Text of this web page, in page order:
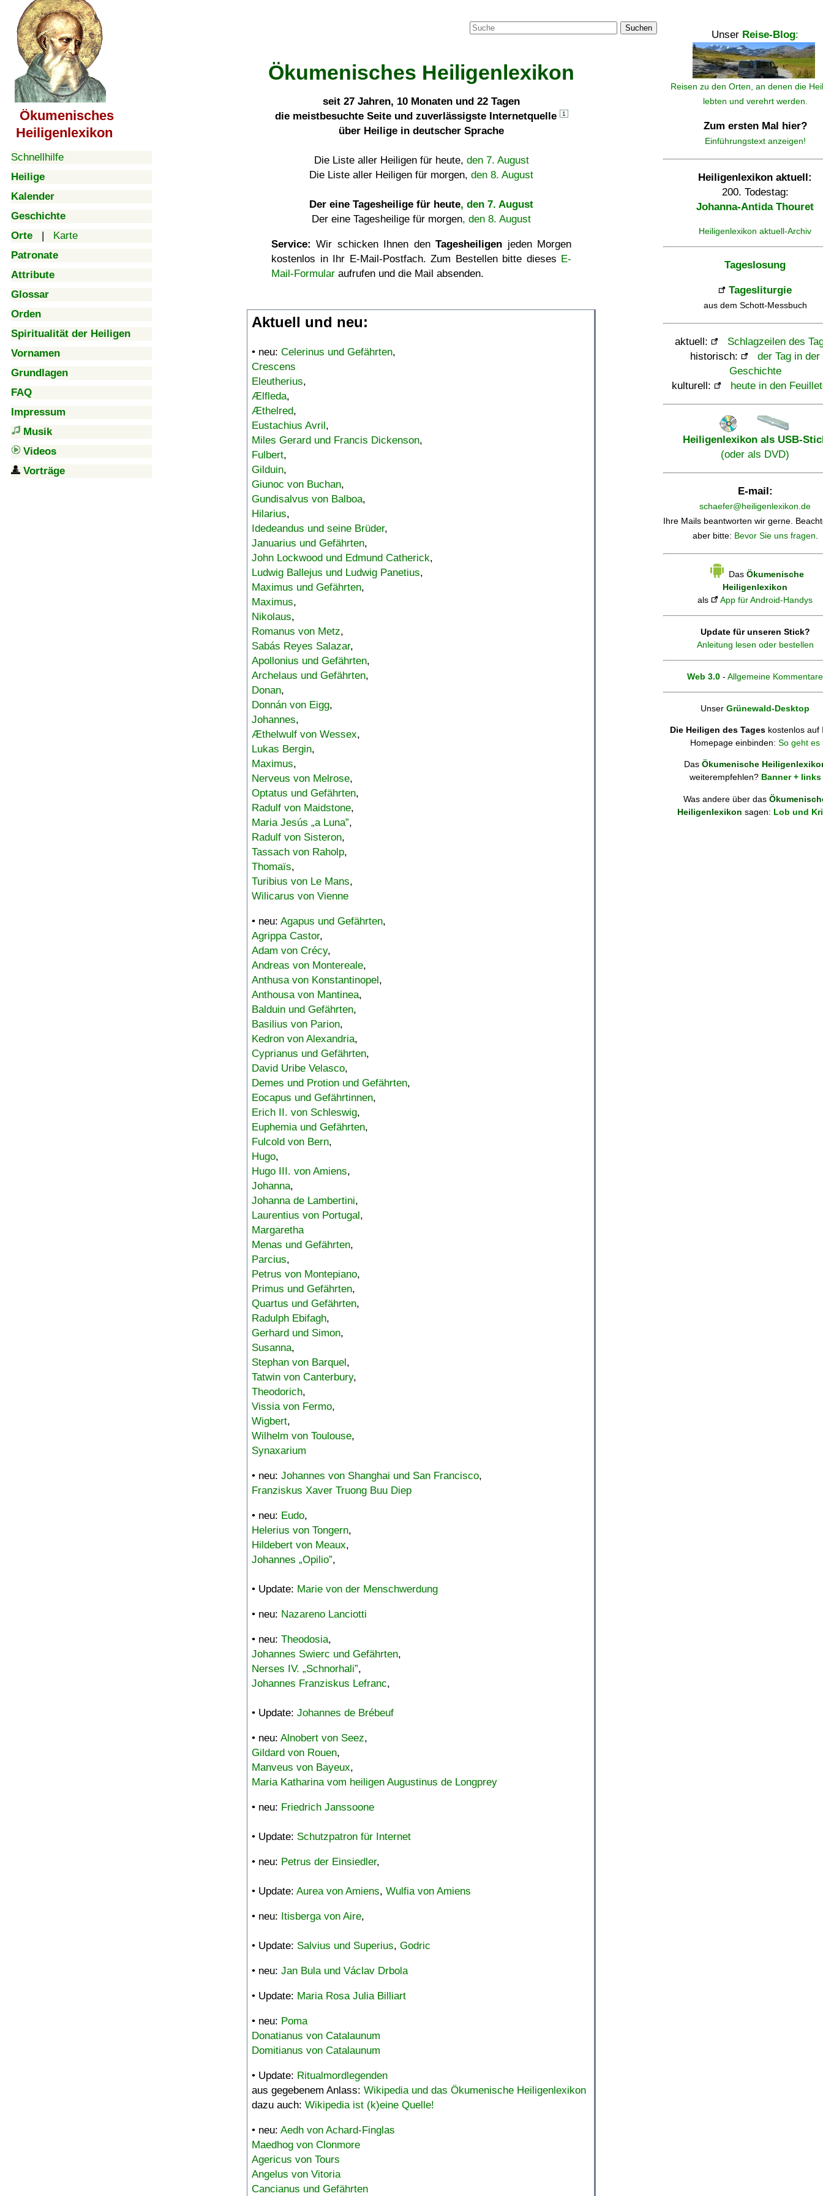
Ökumenisches
Heiligenlexikon
Schnellhilfe
Heilige
Kalender
Geschichte
Orte | Karte
Patronate
Attribute
Glossar
Orden
Spiritualität der Heiligen
Vornamen
Grundlagen
FAQ
Impressum
Musik
Videos
Vorträge
Suchen
Ökumenisches Heiligenlexikon
seit 27 Jahren, 10 Monaten und 22 Tagen
die meistbesuchte Seite und zuverlässigste Internetquelle
1
über Heilige in deutscher Sprache
Die Liste aller Heiligen für heute, den 7. August
Die Liste aller Heiligen für morgen, den 8. August
Der eine Tagesheilige für heute, den 7. August
Der eine Tagesheilige für morgen, den 8. August
Service: Wir schicken Ihnen denTagesheiligen jeden Morgen
kostenlos in Ihr E-Mail-Postfach. Zum Bestellen bitte dieses E-
Mail-Formular aufrufen und die Mail absenden.
Aktuell und neu:
• neu: Celerinus und Gefährten,
Crescens
Eleutherius,
Ælfleda,
Æthelred,
Eustachius Avril,
Miles Gerard und Francis Dickenson,
Fulbert,
Gilduin,
Giunoc von Buchan,
Gundisalvus von Balboa,
Hilarius,
Idedeandus und seine Brüder,
Januarius und Gefährten,
John Lockwood und Edmund Catherick,
Ludwig Ballejus und Ludwig Panetius,
Maximus und Gefährten,
Maximus,
Nikolaus,
Romanus von Metz,
Sabás Reyes Salazar,
Apollonius und Gefährten,
Archelaus und Gefährten,
Donan,
Donnán von Eigg,
Johannes,
Æthelwulf von Wessex,
Lukas Bergin,
Maximus,
Nerveus von Melrose,
Optatus und Gefährten,
Radulf von Maidstone,
Maria Jesús „a Luna”,
Radulf von Sisteron,
Tassach von Raholp,
Thomaïs,
Turibius von Le Mans,
Wilicarus von Vienne
• neu: Agapus und Gefährten,
Agrippa Castor,
Adam von Crécy,
Andreas von Montereale,
Anthusa von Konstantinopel,
Anthousa von Mantinea,
Balduin und Gefährten,
Basilius von Parion,
Kedron von Alexandria,
Cyprianus und Gefährten,
David Uribe Velasco,
Demes und Protion und Gefährten,
Eocapus und Gefährtinnen,
Erich II. von Schleswig,
Euphemia und Gefährten,
Fulcold von Bern,
Hugo,
Hugo III. von Amiens,
Johanna,
Johanna de Lambertini,
Laurentius von Portugal,
Margaretha
Menas und Gefährten,
Parcius,
Petrus von Montepiano,
Primus und Gefährten,
Quartus und Gefährten,
Radulph Ebifagh,
Gerhard und Simon,
Susanna,
Stephan von Barquel,
Tatwin von Canterbury,
Theodorich,
Vissia von Fermo,
Wigbert,
Wilhelm von Toulouse,
Synaxarium
• neu: Johannes von Shanghai und San Francisco,
Franziskus Xaver Truong Buu Diep
• neu: Eudo,
Helerius von Tongern,
Hildebert von Meaux,
Johannes „Opilio”,
• Update: Marie von der Menschwerdung
• neu: Nazareno Lanciotti
• neu: Theodosia,
Johannes Swierc und Gefährten,
Nerses IV. „Schnorhali”,
Johannes Franziskus Lefranc,
• Update: Johannes de Brébeuf
• neu: Alnobert von Seez,
Gildard von Rouen,
Manveus von Bayeux,
Maria Katharina vom heiligen Augustinus de Longprey
• neu: Friedrich Janssoone
• Update: Schutzpatron für Internet
• neu: Petrus der Einsiedler,
• Update: Aurea von Amiens, Wulfia von Amiens
• neu: Itisberga von Aire,
• Update: Salvius und Superius, Godric
• neu: Jan Bula und Václav Drbola
• Update: Maria Rosa Julia Billiart
• neu: Poma
Donatianus von Catalaunum
Domitianus von Catalaunum
• Update: Ritualmordlegenden
aus gegebenem Anlass: Wikipedia und das Ökumenische Heiligenlexikon
dazu auch: Wikipedia ist (k)eine Quelle!
• neu: Aedh von Achard-Finglas
Maedhog von Clonmore
Agericus von Tours
Angelus von Vitoria
Cancianus und Gefährten
Unser Reise-Blog:
Reisen zu den Orten, an denen die
lebten und verehrt werden.
Zum ersten Mal hier?
Einführungstext anzeigen!
Heiligenlexikon aktuell:
200. Todestag:
Johanna-Antida Thouret
Heiligenlexikon aktuell-Archiv
Tageslosung
Tagesliturgie
aus dem Schott-Messbuch
aktuell:
Schlagzeilen des
historisch:
der Tag in der
Geschichte
kulturell:
heute in den
Heiligenlexikon als USB-
(oder als DVD)
E-mail:
schaefer@heiligenlexikon.de
Ihre Mails beantworten wir gerne.
aber bitte: Bevor Sie uns fragen.
Das Ökumenische
Heiligenlexikon
als
App für Android-Handys
Update für unseren Stick?
Anleitung lesen oder bestellen
Web 3.0 - Allgemeine Kommentare
Unser Grünewald-Desktop
Die Heiligen des Tages kostenlos auf
Homepage einbinden: So geht es
Das Ökumenische
weiterempfehlen? Banner + links
Was andere über das
Heiligenlexikon sagen: Lob und